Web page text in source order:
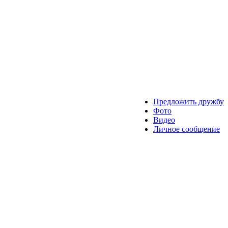
Предложить дружбу
Фото
Видео
Личное сообщение